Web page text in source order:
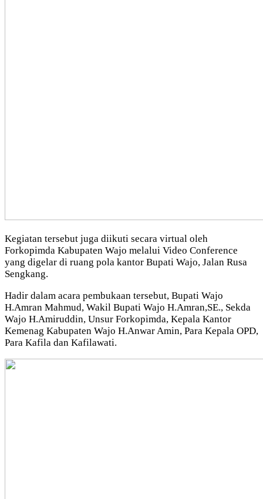
Kegiatan tersebut juga diikuti secara virtual oleh
Forkopimda Kabupaten Wajo melalui Video Conference
yang digelar di ruang pola kantor Bupati Wajo, Jalan Rusa
Sengkang.
Hadir dalam acara pembukaan tersebut, Bupati Wajo
H.Amran Mahmud, Wakil Bupati Wajo H.Amran,SE., Sekda
Wajo H.Amiruddin, Unsur Forkopimda, Kepala Kantor
Kemenag Kabupaten Wajo H.Anwar Amin, Para Kepala OPD,
Para Kafila dan Kafilawati.